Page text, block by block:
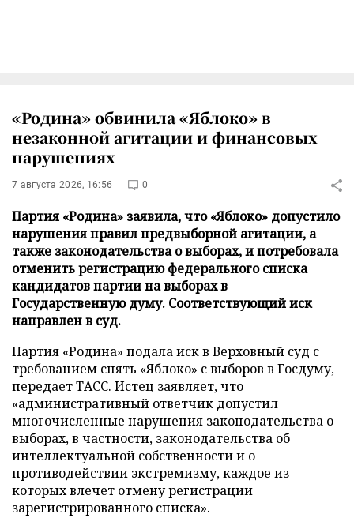
«Родина» обвинила «Яблоко» в
незаконной агитации и финансовых
нарушениях
7 августа 2026, 16:56 0
Партия «Родина» заявила, что «Яблоко» допустило
нарушения правил предвыборной агитации, а
также законодательства о выборах, и потребовала
отменить регистрацию федерального списка
кандидатов партии на выборах в
Государственную думу. Соответствующий иск
направлен в суд.
Партия «Родина» подала иск в Верховный суд с
требованием снять «Яблоко» с выборов в Госдуму,
передаетТАСС. Истец заявляет, что
«административный ответчик допустил
многочисленные нарушения законодательства о
выборах, в частности, законодательства об
интеллектуальной собственности и о
противодействии экстремизму, каждое из
которых влечет отмену регистрации
зарегистрированного списка».